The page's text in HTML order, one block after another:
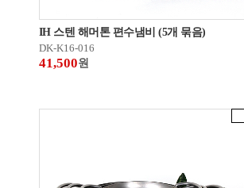
IH 스텐 해머톤 편수냄비 (5개 묶음)
DK-K16-016
41,500원